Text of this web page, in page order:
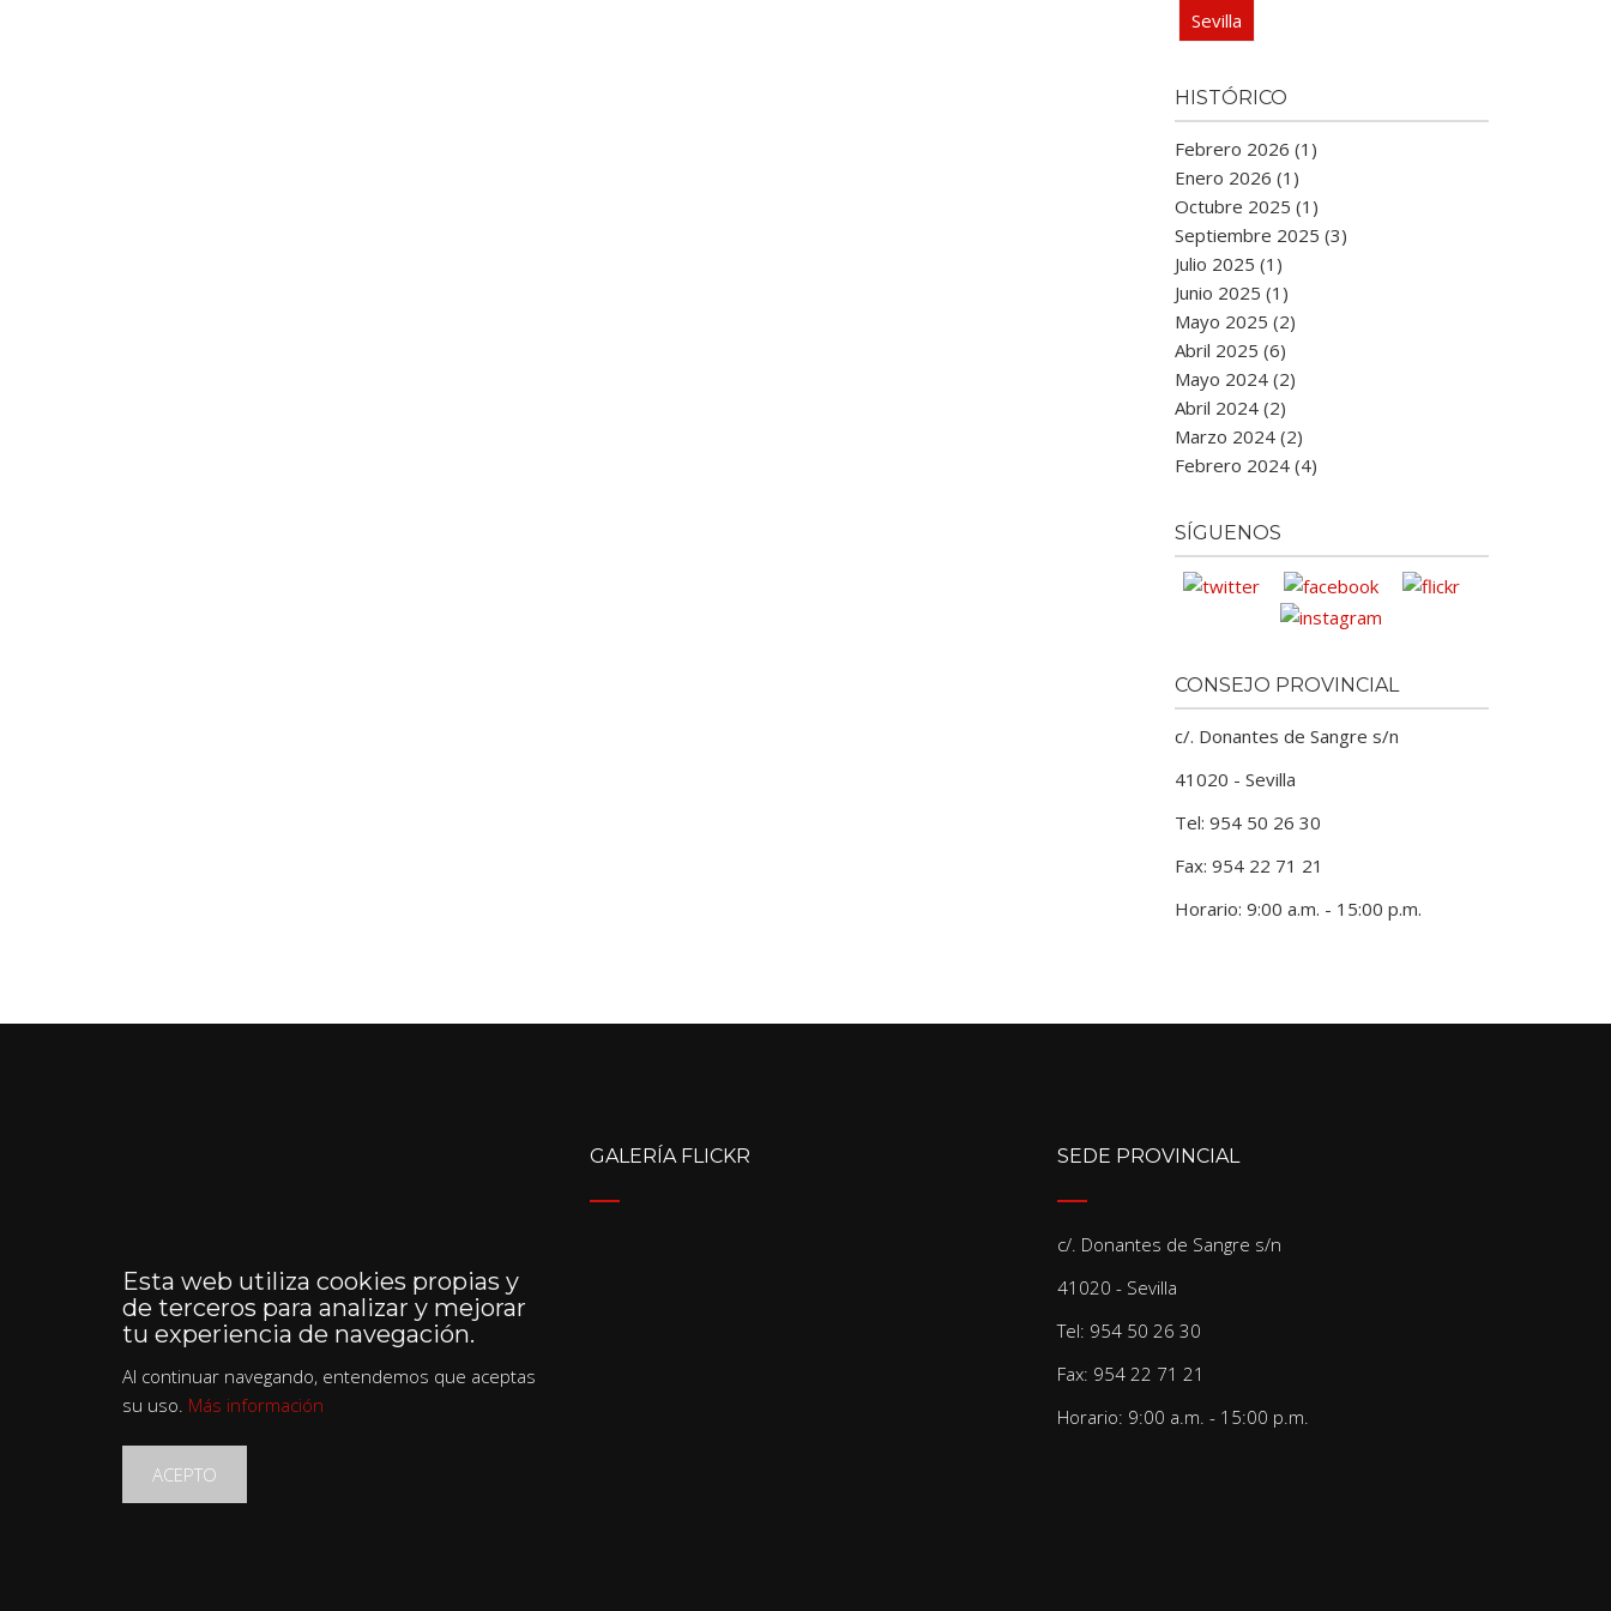
Sevilla
HISTÓRICO
Febrero 2026 (1)
Enero 2026 (1)
Octubre 2025 (1)
Septiembre 2025 (3)
Julio 2025 (1)
Junio 2025 (1)
Mayo 2025 (2)
Abril 2025 (6)
Mayo 2024 (2)
Abril 2024 (2)
Marzo 2024 (2)
Febrero 2024 (4)
SÍGUENOS
CONSEJO PROVINCIAL
c/. Donantes de Sangre s/n
41020 - Sevilla
Tel: 954 50 26 30
Fax: 954 22 71 21
Horario: 9:00 a.m. - 15:00 p.m.
Esta web utiliza cookies propias y
de terceros para analizar y mejorar
tu experiencia de navegación.
Al continuar navegando, entendemos que aceptas
su uso. Más información
ACEPTO
GALERÍA FLICKR SEDE PROVINCIAL
c/. Donantes de Sangre s/n
41020 - Sevilla
Tel: 954 50 26 30
Fax: 954 22 71 21
Horario: 9:00 a.m. - 15:00 p.m.